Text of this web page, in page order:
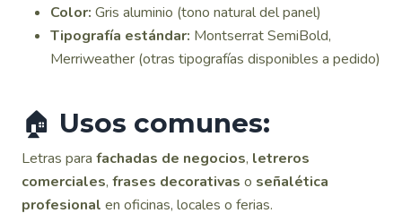
Color: Gris aluminio (tono natural del panel)
Tipografía estándar: Montserrat SemiBold,
Merriweather (otras tipografías disponibles a pedido)
🏠 Usos comunes:
Letras para fachadas de negocios, letreros
comerciales, frases decorativas o señalética
profesional en oficinas, locales o ferias.